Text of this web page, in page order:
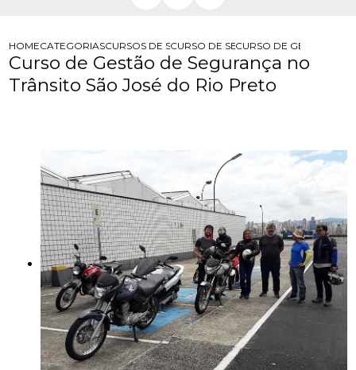
HOMECATEGORIASCURSOS DE SEGURANCA NO TRANSITO
CURSO DE SEGURANCA DO
CURSO DE GESTAO DE
Curso de Gestão de Segurança no
Trânsito São José do Rio Preto